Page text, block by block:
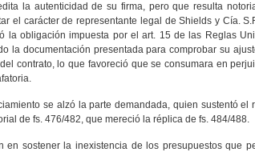
la autenticidad de su firma, pero que resulta
el carácter de representante legal de Shields y Cía.
la obligación impuesta por el art. 15 de las Reglas
la documentación presentada para comprobar su
contrato, lo que favoreció que se consumara en
se alzó la parte demandada, quien sustentó el
de fs. 476/482, que mereció la réplica de fs. 484/488.
en sostener la inexistencia de los presupuestos que